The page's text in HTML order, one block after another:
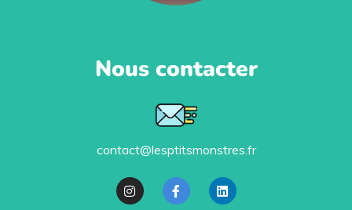
Nous contacter
contact@lesptitsmonstres.fr